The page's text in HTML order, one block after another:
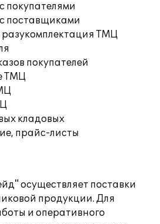
покупателями
поставщиками
ТМЦ
покупателей
ТМЦ
кладовых
прайс-листы
осуществляет поставки
продукции. Для
и оперативного